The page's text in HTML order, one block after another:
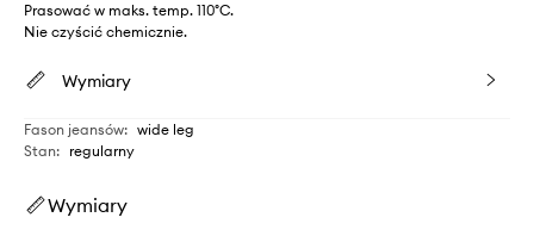
Prasować w maks. temp. 110°C.
Nie czyścić chemicznie.
Wymiary
Fason jeansów: wide leg
Stan: regularny
Wymiary